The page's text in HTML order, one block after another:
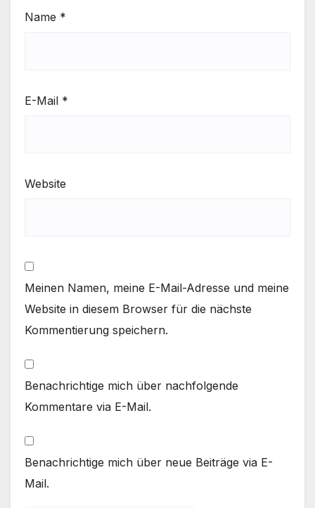
Name *
E-Mail *
Website
Meinen Namen, meine E-Mail-Adresse und meine
Website in diesem Browser für die nächste
Kommentierung speichern.
Benachrichtige mich über nachfolgende
Kommentare via E-Mail.
Benachrichtige mich über neue Beiträge via E-
Mail.